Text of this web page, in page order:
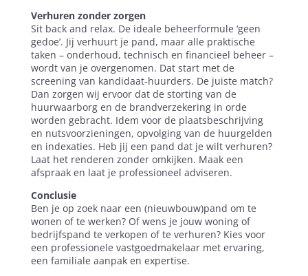
Verhuren zonder zorgen
Sit back and relax. De ideale beheerformule ‘geen
gedoe’. Jij verhuurt je pand, maar alle praktische
taken – onderhoud, technisch en financieel beheer –
wordt van je overgenomen. Dat start met de
screening van kandidaat-huurders. De juiste match?
Dan zorgen wij ervoor dat de storting van de
huurwaarborg en de brandverzekering in orde
worden gebracht. Idem voor de plaatsbeschrijving
en nutsvoorzieningen, opvolging van de huurgelden
en indexaties. Heb jij een pand dat je wilt verhuren?
Laat het renderen zonder omkijken. Maak een
afspraak en laat je professioneel adviseren.
Conclusie
Ben je op zoek naar een (nieuwbouw)pand om te
wonen of te werken? Of wens je jouw woning of
bedrijfspand te verkopen of te verhuren? Kies voor
een professionele vastgoedmakelaar met ervaring,
een familiale aanpak en expertise.